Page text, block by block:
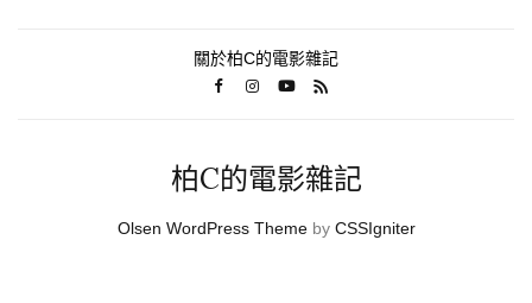
關於柏C的電影雜記
柏C的電影雜記
Olsen WordPress Themeby CSSIgniter